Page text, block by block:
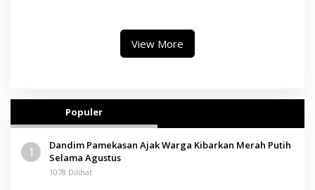
View More
Populer
1
Dandim Pamekasan Ajak Warga Kibarkan Merah Putih
Selama Agustus
1078 Dilihat